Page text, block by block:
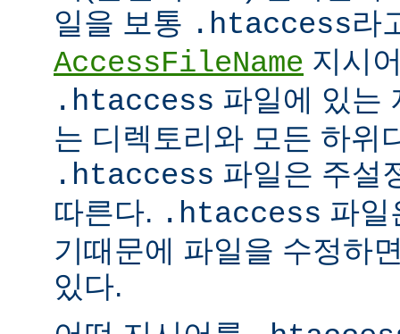
일을 보통 .htaccess라
AccessFileName 지시
.htaccess 파일에 있는
는 디렉토리와 모든 하위
.htaccess 파일은 주설
따른다. .htaccess 파일
기때문에 파일을 수정하
있다.